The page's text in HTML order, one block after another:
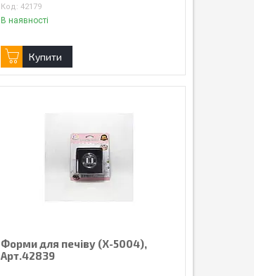
42179
В наявності
Купити
Форми для печіву (Х-5004),
Арт.42839